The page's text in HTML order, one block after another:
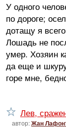
У одного
по дороге;
дотащу я
Лошадь не
умер. Хозяин
да еще и
горе мне,
Лев,
автор:Жан